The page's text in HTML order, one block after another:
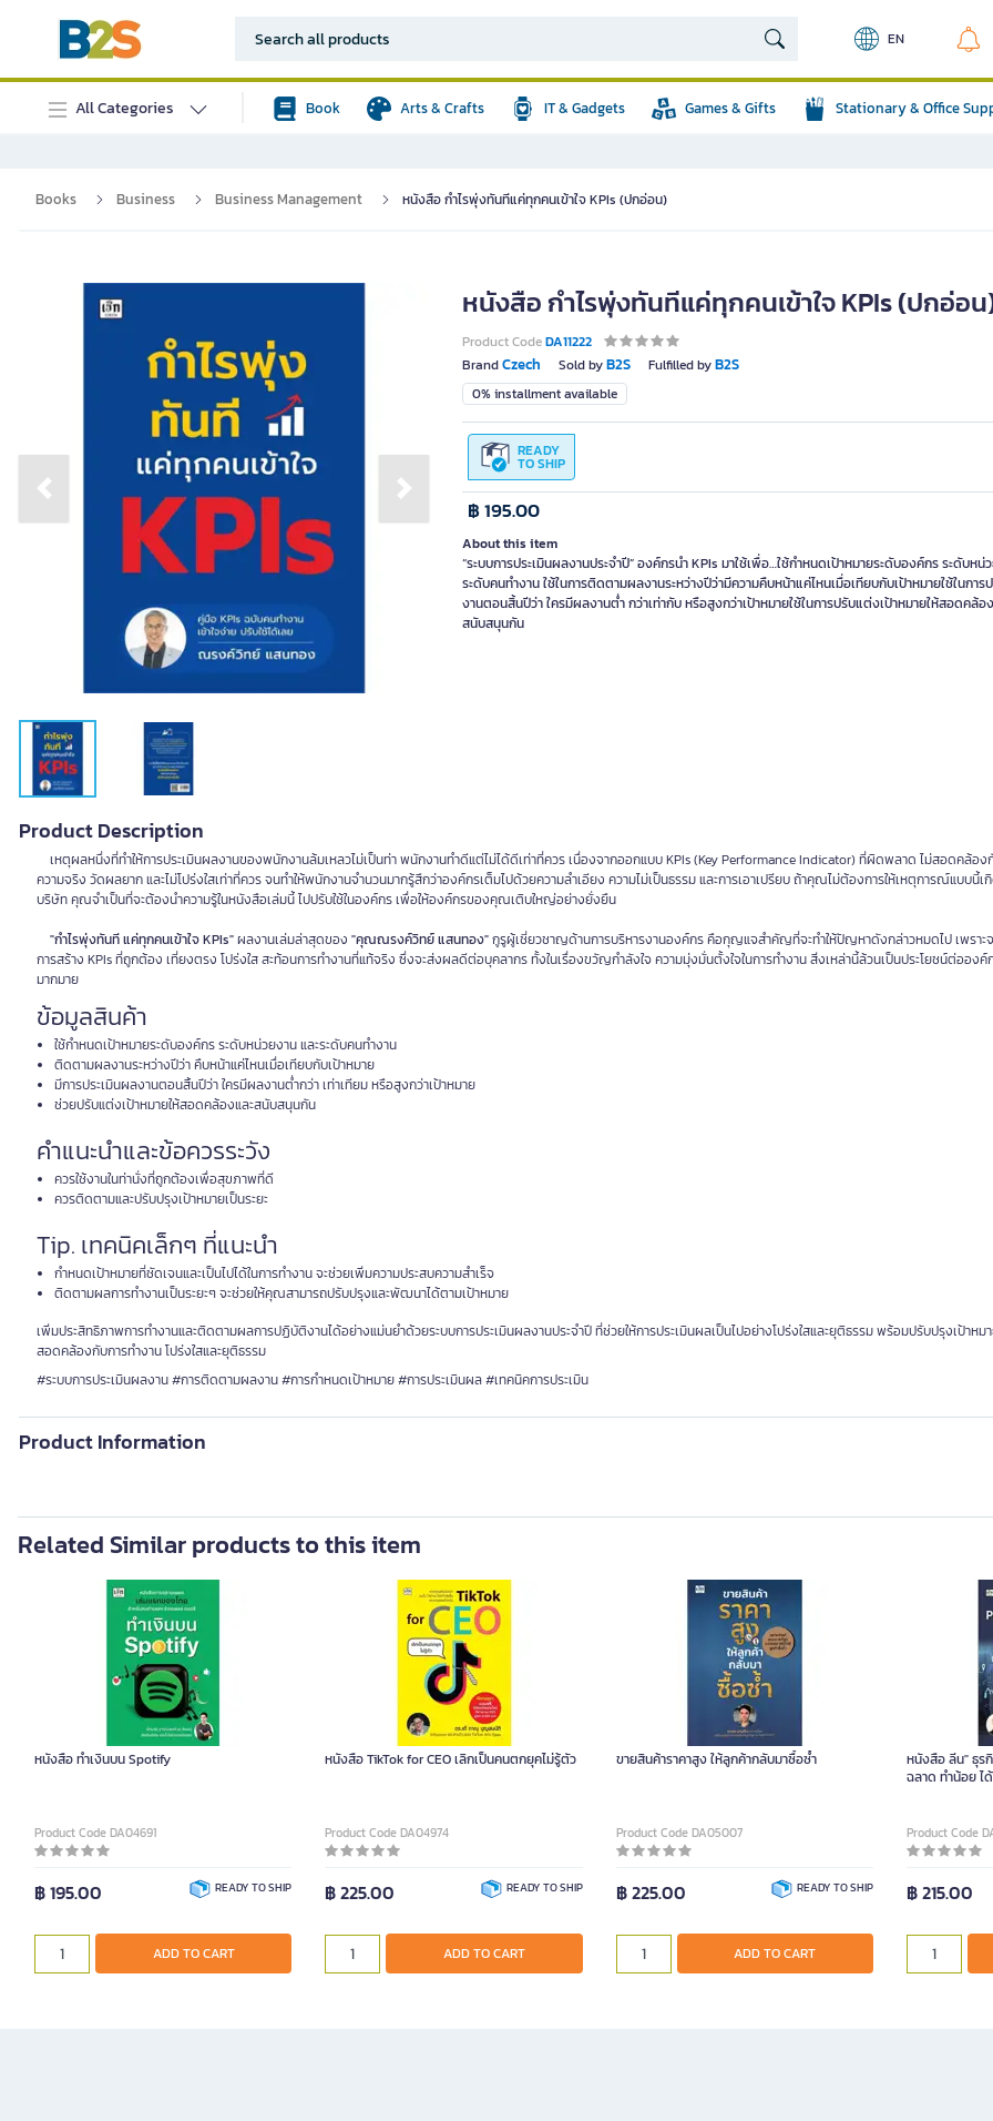
EN
All Categories Book Arts & Crafts IT & Gadgets Games & Gifts Stationary & Office
Books Business Business Management หนังสือ กำไรพุ่งทันทีแค่ทุกคนเข้าใจ KPIs (ปกอ่อน)
Previous slide Next slide
หนังสือ กำไรพุ่งทันทีแค่ทุกคนเข้าใจ KPIs (ปกอ่อ
Product CodeDA11222
BrandCzech Sold byB2S Fulfilled byB2S
0% installment available
READY
TO SHIP
฿ 195.00
About this item
“ระบบการประเมินผลงานประจำปี” องค์กรนำ KPIs มาใช้เพื่อ…ใช้กำหนดเป้าหมายระดับองค์กร ระดับหน่
ระดับคนทำงาน ใช้ในการติดตามผลงานระหว่างปีว่ามีความคืบหน้าแค่ไหนเมื่อเทียบกับเป้าหมายใช้ในการ
งานตอนสิ้นปีว่า ใครมีผลงานต่ำ กว่าเท่ากับ หรือสูงกว่าเป้าหมายใช้ในการปรับแต่งเป้าหมายให้สอดคล้อ
สนับสนุนกัน
Product Description
เหตุผลหนึ่งที่ทำให้การประเมินผลงานของพนักงานล้มเหลวไม่เป็นท่า พนักงานทำดีแต่ไม่ได้ดีเท่าที่ควร เนื่องจากออกแบบ KPIs (Key Performance Indicator) ที่ผิดพลาด ไม่สอดคล้อ
ความจริง วัดผลยาก และไม่โปร่งใสเท่าที่ควร จนทำให้พนักงานจำนวนมากรู้สึกว่าองค์กรเต็มไปด้วยความลำเอียง ความไม่เป็นธรรม และการเอาเปรียบ ถ้าคุณไม่ต้องการให้เหตุการณ์แบบนี้เ
บริษัท คุณจำเป็นที่จะต้องนำความรู้ในหนังสือเล่มนี้ ไปปรับใช้ในองค์กร เพื่อให้องค์กรของคุณเติบใหญ่อย่างยั่งยืน
"กำไรพุ่งทันที แค่ทุกคนเข้าใจ KPIs"ผลงานเล่มล่าสุดของ "คุณณรงค์วิทย์ แสนทอง"กูรูผู้เชี่ยวชาญด้านการบริหารงานองค์กร คือกุญแจสำคัญที่จะทำให้ปัญหาดังกล่าวหมดไป เพราะ
การสร้าง KPIs ที่ถูกต้อง เที่ยงตรง โปร่งใส สะท้อนการทำงานที่แท้จริง ซึ่งจะส่งผลดีต่อบุคลากร ทั้งในเรื่องขวัญกำลังใจ ความมุ่งมั่นตั้งใจในการทำงาน สิ่งเหล่านี้ล้วนเป็นประโยชน์ต่อองค์
มากมาย
ข้อมูลสินค้า
ใช้กำหนดเป้าหมายระดับองค์กร ระดับหน่วยงาน และระดับคนทำงาน
ติดตามผลงานระหว่างปีว่า คืบหน้าแค่ไหนเมื่อเทียบกับเป้าหมาย
มีการประเมินผลงานตอนสิ้นปีว่า ใครมีผลงานต่ำกว่า เท่าเทียม หรือสูงกว่าเป้าหมาย
ช่วยปรับแต่งเป้าหมายให้สอดคล้องและสนับสนุนกัน
คำแนะนำและข้อควรระวัง
ควรใช้งานในท่านั่งที่ถูกต้องเพื่อสุขภาพที่ดี
ควรติดตามและปรับปรุงเป้าหมายเป็นระยะ
Tip. เทคนิคเล็กๆ ที่แนะนำ
กำหนดเป้าหมายที่ชัดเจนและเป็นไปได้ในการทำงาน จะช่วยเพิ่มความประสบความสำเร็จ
ติดตามผลการทำงานเป็นระยะๆ จะช่วยให้คุณสามารถปรับปรุงและพัฒนาได้ตามเป้าหมาย
เพิ่มประสิทธิภาพการทำงานและติดตามผลการปฏิบัติงานได้อย่างแม่นยำด้วยระบบการประเมินผลงานประจำปี ที่ช่วยให้การประเมินผลเป็นไปอย่างโปร่งใสและยุติธรรม พร้อมปรับปรุงเป้าหม
สอดคล้องกับการทำงาน โปร่งใสและยุติธรรม
#ระบบการประเมินผลงาน #การติดตามผลงาน #การกำหนดเป้าหมาย #การประเมินผล #เทคนิคการประเมิน
Product Information
Related Similar products to this item
หนังสือ ทำเงินบน Spotify
Product Code DA04691
฿ 195.00 READY TO SHIP
ADD TO CART
หนังสือ TikTok for CEO เลิกเป็นคนตกยุคไม่รู้ตัว
Product Code DA04974
฿ 225.00 READY TO SHIP
ADD TO CART
ขายสินค้าราคาสูง ให้ลูกค้ากลับมาซื้อซ้ำ
Product Code DA05007
฿ 225.00 READY TO SHIP
ADD TO CART
หนังสือ ลีน" ธุร
ฉลาด ทำน้อย ไ
Product Code
฿ 215.00